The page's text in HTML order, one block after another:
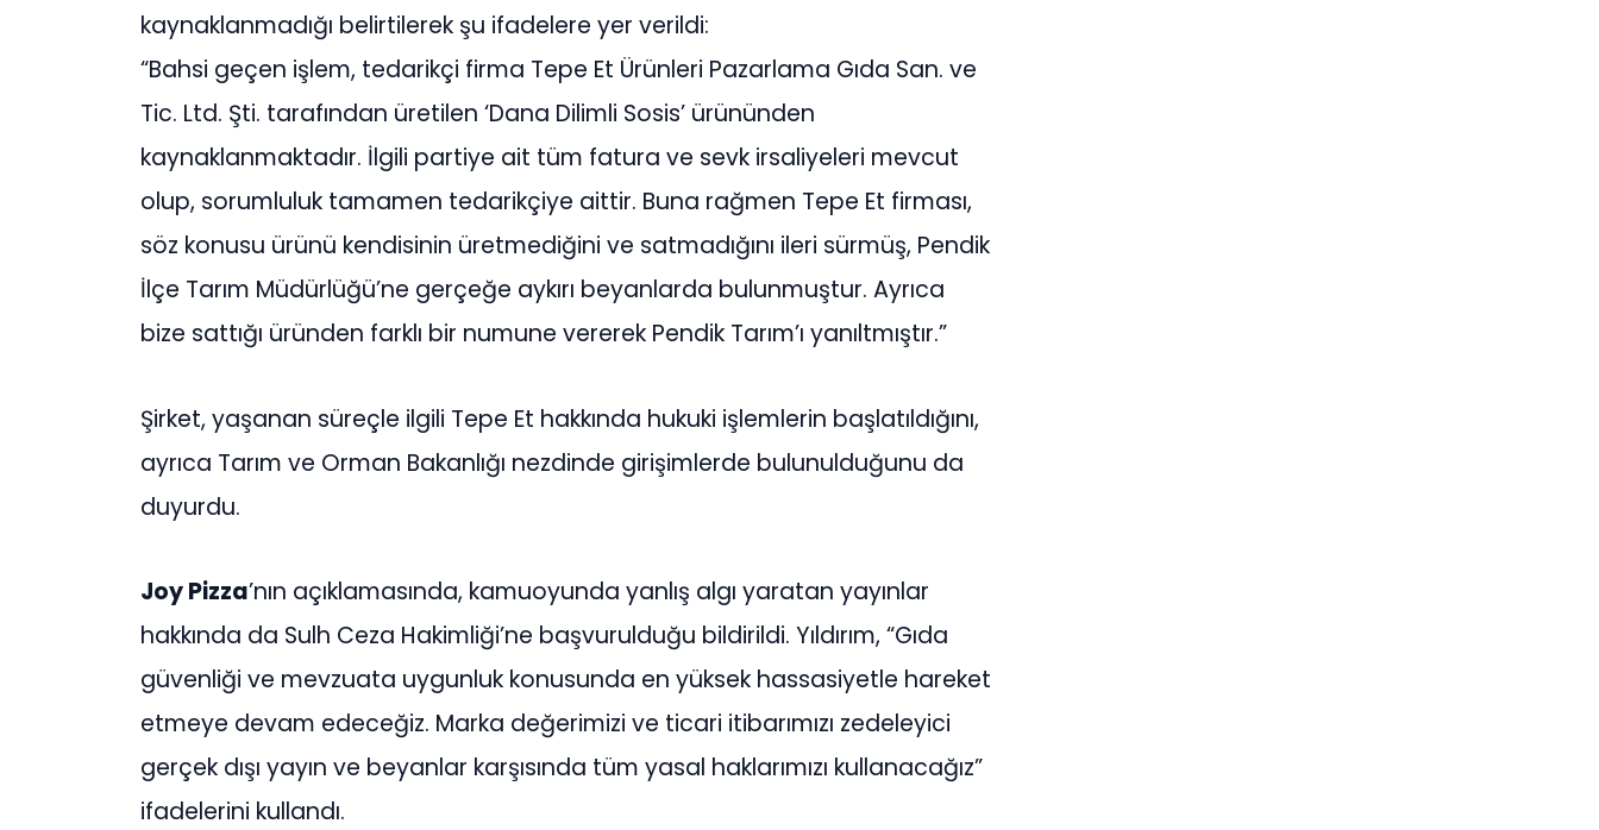
kaynaklanmadığı belirtilerek şu ifadelere yer verildi:
“Bahsi geçen işlem, tedarikçi firma Tepe Et Ürünleri Pazarlama Gıda San. ve
Tic. Ltd. Şti. tarafından üretilen ‘Dana Dilimli Sosis’ ürününden
kaynaklanmaktadır. İlgili partiye ait tüm fatura ve sevk irsaliyeleri mevcut
olup, sorumluluk tamamen tedarikçiye aittir. Buna rağmen Tepe Et firması,
söz konusu ürünü kendisinin üretmediğini ve satmadığını ileri sürmüş, Pendik
İlçe Tarım Müdürlüğü’ne gerçeğe aykırı beyanlarda bulunmuştur. Ayrıca
bize sattığı üründen farklı bir numune vererek Pendik Tarım’ı yanıltmıştır.”
Şirket, yaşanan süreçle ilgili Tepe Et hakkında hukuki işlemlerin başlatıldığını,
ayrıca Tarım ve Orman Bakanlığı nezdinde girişimlerde bulunulduğunu da
duyurdu.
Joy Pizza’nın açıklamasında, kamuoyunda yanlış algı yaratan yayınlar
hakkında da Sulh Ceza Hakimliği’ne başvurulduğu bildirildi. Yıldırım, “Gıda
güvenliği ve mevzuata uygunluk konusunda en yüksek hassasiyetle hareket
etmeye devam edeceğiz. Marka değerimizi ve ticari itibarımızı zedeleyici
gerçek dışı yayın ve beyanlar karşısında tüm yasal haklarımızı kullanacağız”
ifadelerini kullandı.